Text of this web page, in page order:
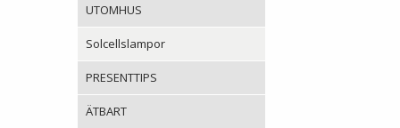
UTOMHUS
Solcellslampor
PRESENTTIPS
ÄTBART